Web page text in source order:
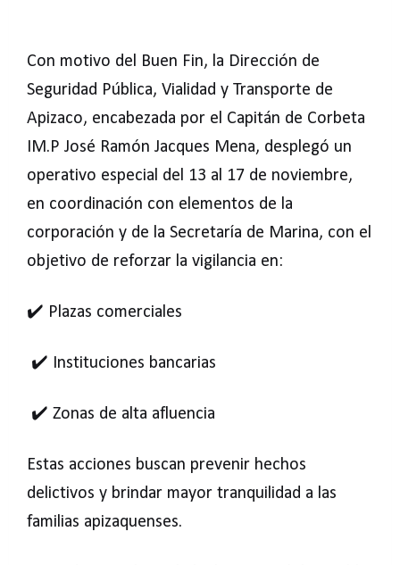
Con motivo del Buen Fin, la Dirección de
Seguridad Pública, Vialidad y Transporte de
Apizaco, encabezada por el Capitán de Corbeta
IM.P José Ramón Jacques Mena, desplegó un
operativo especial del 13 al 17 de noviembre,
en coordinación con elementos de la
corporación y de la Secretaría de Marina, con el
objetivo de reforzar la vigilancia en:
✔️ Plazas comerciales
✔️ Instituciones bancarias
✔️ Zonas de alta afluencia
Estas acciones buscan prevenir hechos
delictivos y brindar mayor tranquilidad a las
familias apizaquenses.